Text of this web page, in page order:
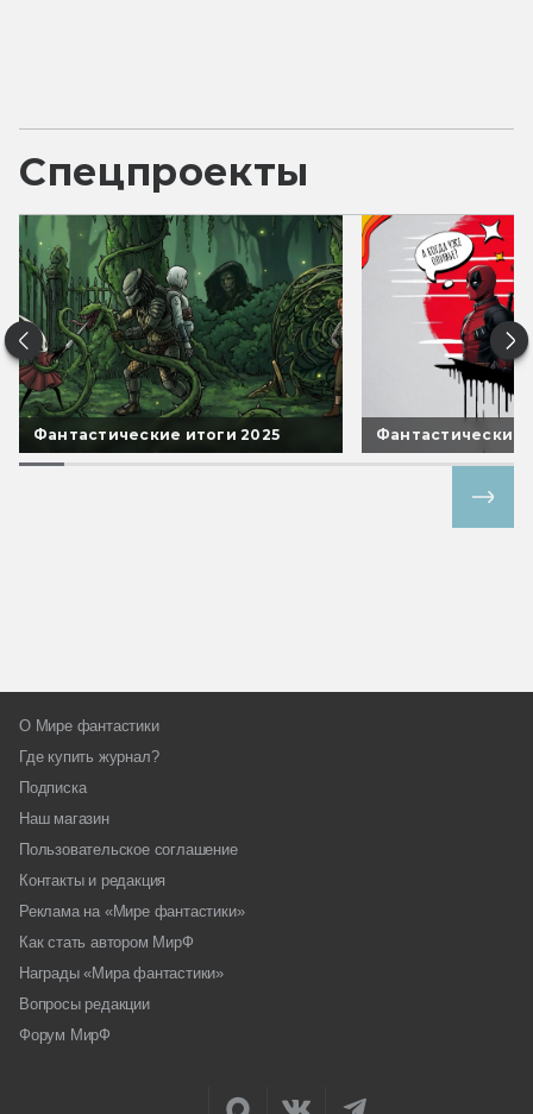
Спецпроекты
Фантастические итоги 2025 Фантастические
О Мире фантастики
Где купить журнал?
Подписка
Наш магазин
Пользовательское соглашение
Контакты и редакция
Реклама на «Мире фантастики»
Как стать автором МирФ
Награды «Мира фантастики»
Вопросы редакции
Форум МирФ